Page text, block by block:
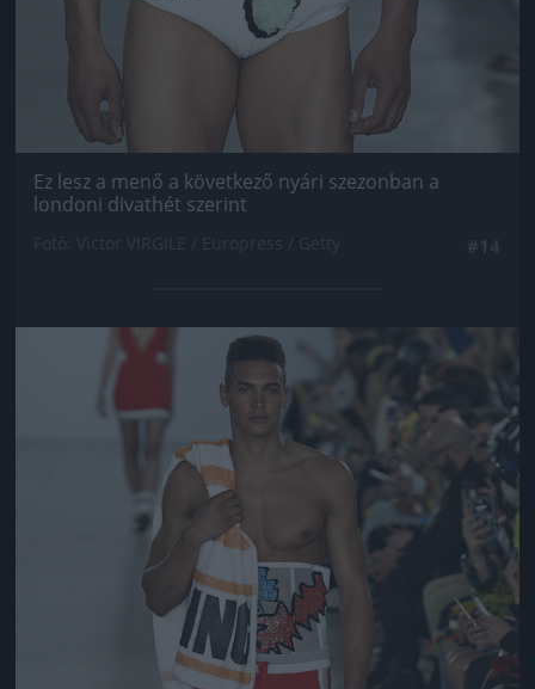
Ez lesz a menő a következő nyári szezonban a
londoni divathét szerint
Jön még kép!